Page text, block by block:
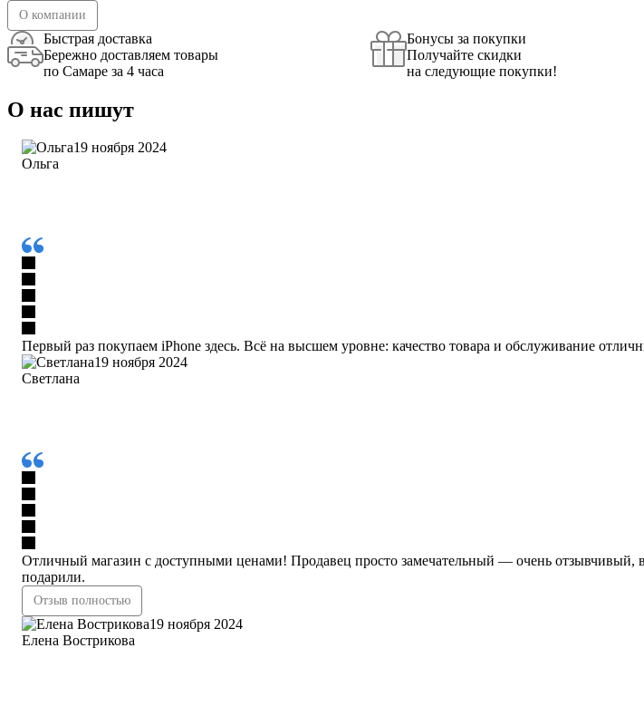
О компании
Быстрая доставка
Бережно доставляем товары
по Самаре за 4 часа
Бонусы за покупки
Получайте скидки
на следующие покупки!
О нас пишут
19 ноября 2024
Ольга
Первый раз покупаем iPhone здесь. Всё на высшем уровне: качество товара и обслуживание
19 ноября 2024
Светлана
Отличный магазин с доступными ценами! Продавец просто замечательный — очень
подарили.
Отзыв полностью
19 ноября 2024
Елена Вострикова